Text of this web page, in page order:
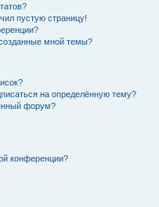
пустую страницу!
мной темы?
на определённую тему?
форум?
конференции?